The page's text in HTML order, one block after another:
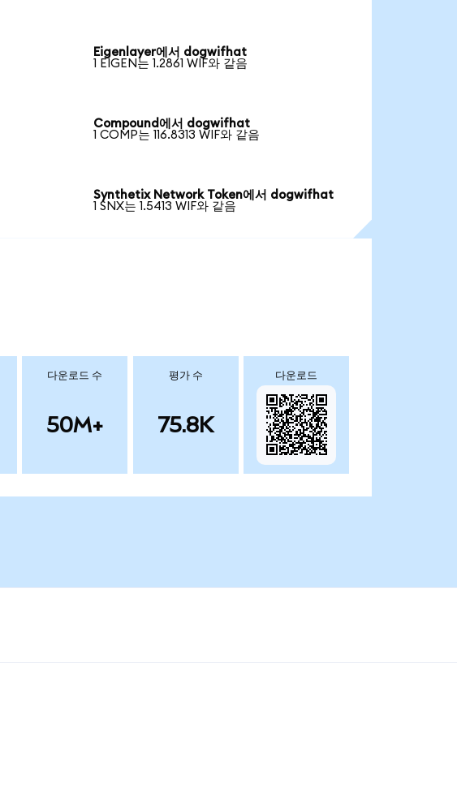
Eigenlayer에서 dogwifhat
1 EIGEN는 1.2861 WIF와 같음
Compound에서 dogwifhat
1 COMP는 116.8313 WIF와 같음
Synthetix Network Token에서 dogwifhat
1 SNX는 1.5413 WIF와 같음
다운로드 수
50M+
평가 수
75.8K
다운로드